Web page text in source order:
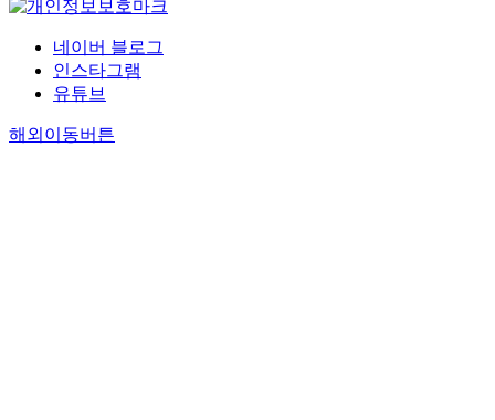
네이버 블로그
인스타그램
유튜브
해외이동버튼